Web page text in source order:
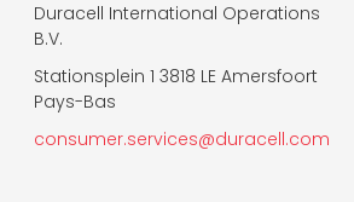
Duracell International Operations
B.V.
Stationsplein 1 3818 LE Amersfoort
Pays-Bas
consumer.services@duracell.com